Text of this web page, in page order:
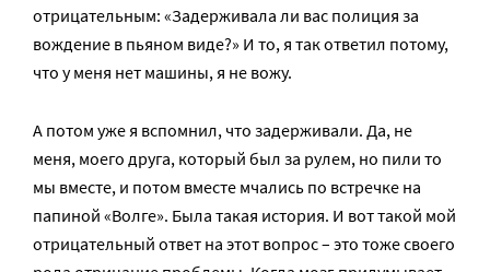
отрицательным: «Задерживала ли вас полиция за
вождение в пьяном виде?» И то, я так ответил потому,
что у меня нет машины, я не вожу.
А потом уже я вспомнил, что задерживали. Да, не
меня, моего друга, который был за рулем, но пили то
мы вместе, и потом вместе мчались по встречке на
папиной «Волге». Была такая история. И вот такой мой
отрицательный ответ на этот вопрос – это тоже своего